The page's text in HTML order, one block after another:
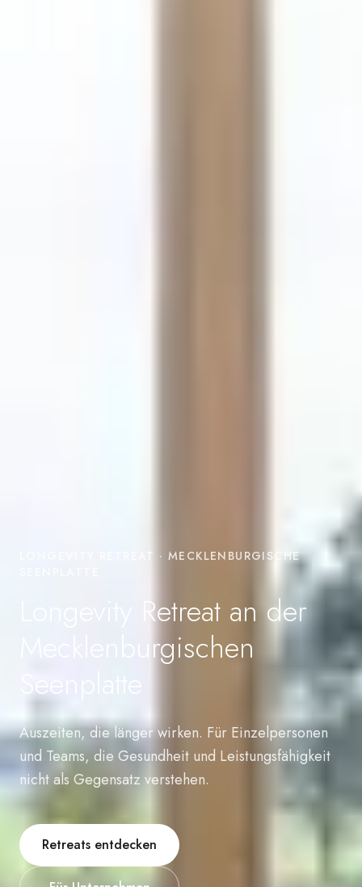
LONGEVITY RETREAT · MECKLENBURGISCHE
Longevity Retreat an der
Mecklenburgischen
Seenplatte
Auszeiten, die länger wirken. Für Einzelpersonen
und Teams, die Gesundheit und Leistungsfähigkeit
nicht als Gegensatz verstehen.
Retreats entdecken